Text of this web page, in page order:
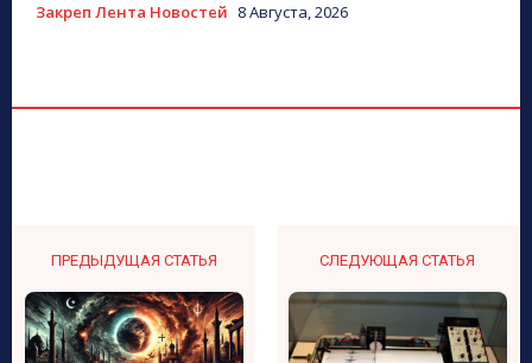
Закреп Лента Новостей 8 Августа, 2026
ПРЕДЫДУЩАЯ СТАТЬЯ СЛЕДУЮЩАЯ СТАТЬЯ